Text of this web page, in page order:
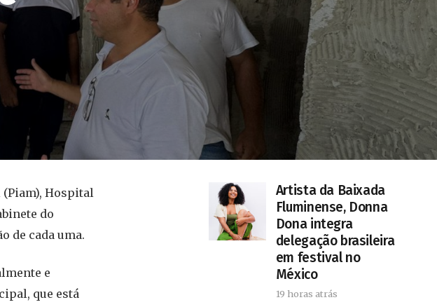
Hospital
do
de cada uma.
e
que está
Artista da Baixada
Fluminense, Donna
Dona integra
delegação brasileira
em festival no
México
19 horas atrás